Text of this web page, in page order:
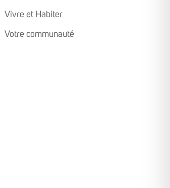
Vivre et Habiter
Votre communauté